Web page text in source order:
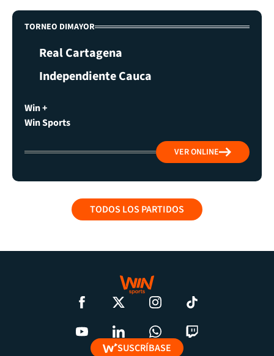
TORNEO DIMAYOR
Real Cartagena
Independiente Cauca
Win +
Win Sports
VER ONLINE
TODOS LOS PARTIDOS
SUSCRÍBASE